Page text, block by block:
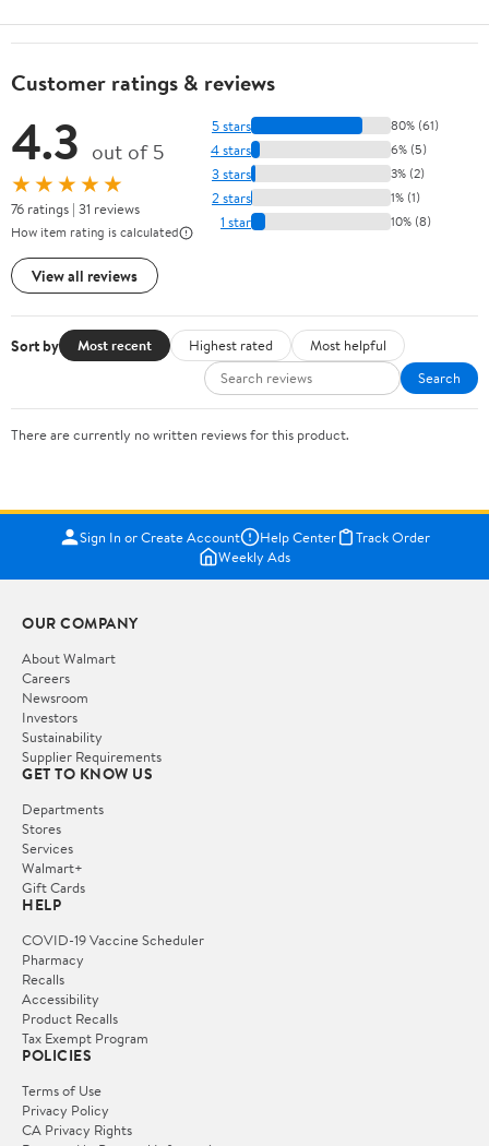
Customer ratings & reviews
4.3 out of 5
★★★★★
76 ratings | 31 reviews
How item rating is calculated
View all reviews
5 stars 80% (61)
4 stars 6% (5)
3 stars 3% (2)
2 stars 1% (1)
1 star 10% (8)
Sort by Most recent Highest rated
Most helpful
Search
There are currently no written reviews for this product.
Sign In or Create Account Help Center
Track Order
Weekly Ads
OUR COMPANY
About Walmart
Careers
Newsroom
Investors
Sustainability
Supplier Requirements
GET TO KNOW US
Departments
Stores
Services
Walmart+
Gift Cards
HELP
COVID-19 Vaccine Scheduler
Pharmacy
Recalls
Accessibility
Product Recalls
Tax Exempt Program
POLICIES
Terms of Use
Privacy Policy
CA Privacy Rights